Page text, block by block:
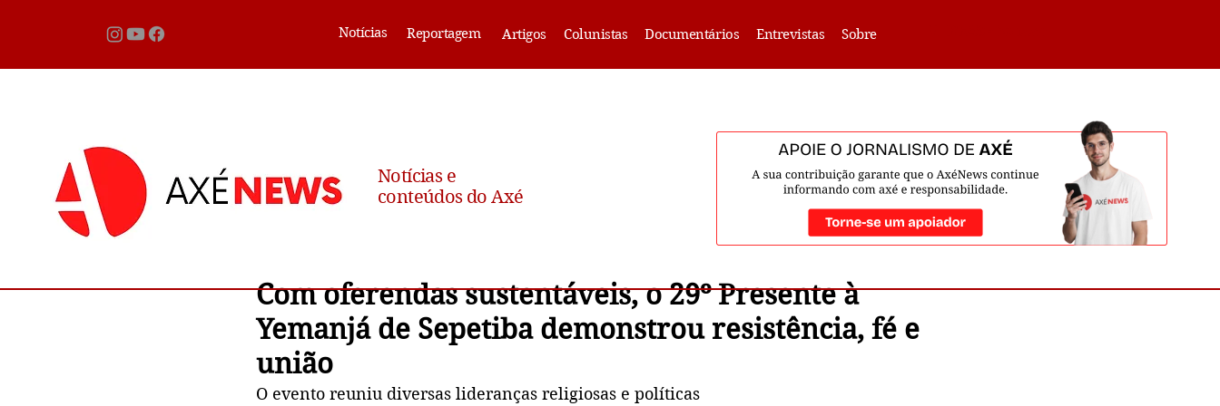
Notícias Reportagem Artigos Colunistas Documentários Entrevistas Sobre
Notícias e
conteúdos do Axé
Com oferendas sustentáveis, o 29º Presente à
Yemanjá de Sepetiba demonstrou resistência, fé e
união
O evento reuniu diversas lideranças religiosas e políticas